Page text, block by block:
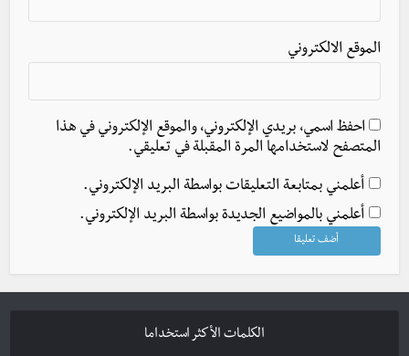
الموقع الالكتروني
احفظ اسمي، بريدي الإلكتروني، والموقع الإلكتروني في هذا
المتصفح لاستخدامها المرة المقبلة في تعليقي.
أعلمني بمتابعة التعليقات بواسطة البريد الإلكتروني.
أعلمني بالمواضيع الجديدة بواسطة البريد الإلكتروني.
الكلمات الأكثر استخداما